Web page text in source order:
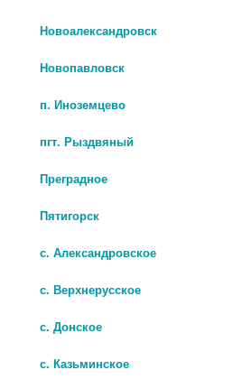
РИНОСТОП 0,05% 15МЛ. СПРЕЙ
Новоалександровск
Новопавловск
п. Иноземцево
пгт. Рыздвяный
Преградное
Пятигорск
с. Александровское
с. Верхнерусское
с. Донское
с. Казьминское